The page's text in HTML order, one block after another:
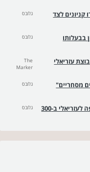
קניונים לצד
גלובס
בבעלותו
גלובס
עזריאלי
The
Marker
מסחריים" גלובס
דלק נדל"ן במו"מ למכירת קניון חיפה לעזריאלי ב-300
גלובס